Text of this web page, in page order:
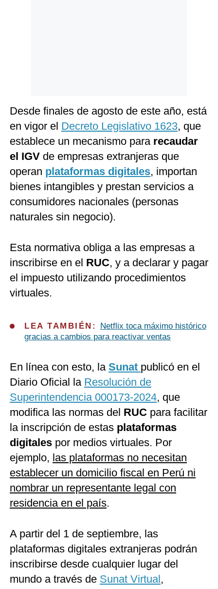
Desde finales de agosto de este año, está
en vigor el Decreto Legislativo 1623, que
establece un mecanismo para recaudar
el IGV de empresas extranjeras que
operan plataformas digitales, importan
bienes intangibles y prestan servicios a
consumidores nacionales (personas
naturales sin negocio).
Esta normativa obliga a las empresas a
inscribirse en el RUC, y a declarar y pagar
el impuesto utilizando procedimientos
virtuales.
LEA TAMBIÉN:
Netflix toca máximo histórico
gracias a cambios para reactivar ventas
En línea con esto, la Sunat publicó en el
Diario Oficial la Resolución de
Superintendencia 000173-2024, que
modifica las normas del RUC para facilitar
la inscripción de estas plataformas
digitales por medios virtuales. Por
ejemplo, las plataformas no necesitan
establecer un domicilio fiscal en Perú ni
nombrar un representante legal con
residencia en el país.
A partir del 1 de septiembre, las
plataformas digitales extranjeras podrán
inscribirse desde cualquier lugar del
mundo a través de Sunat Virtual,